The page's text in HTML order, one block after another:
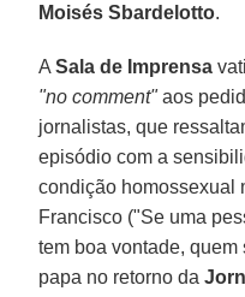
Moisés Sbardelotto.
ASala de Imprensa
"no comment"aos
jornalistas, que
episódio com a
condição homossexual
Francisco ("Se uma
tem boa vontade,
papa no retorno da